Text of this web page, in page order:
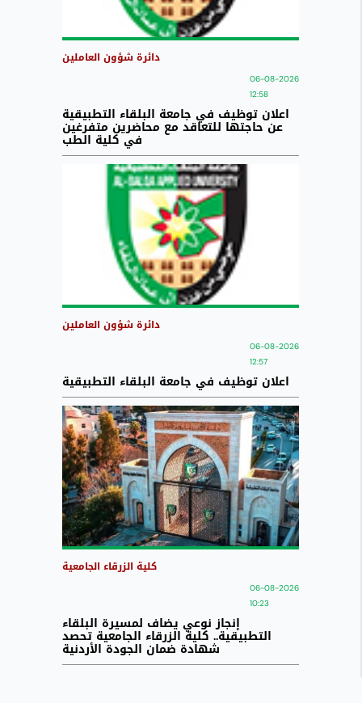
دائرة شؤون العاملين
06-08-2026
12:58
اعلان توظيف في جامعة البلقاء التطبيقية
عن حاجتها للتعاقد مع محاضرين متفرغين
في كلية الطب
دائرة شؤون العاملين
06-08-2026
12:57
اعلان توظيف في جامعة البلقاء التطبيقية
كلية الزرقاء الجامعية
06-08-2026
10:23
إنجاز نوعي يضاف لمسيرة البلقاء
التطبيقية.. كلية الزرقاء الجامعية تحصد
شهادة ضمان الجودة الأردنية